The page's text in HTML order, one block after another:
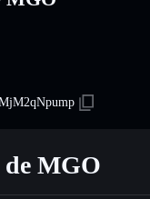
de MGO